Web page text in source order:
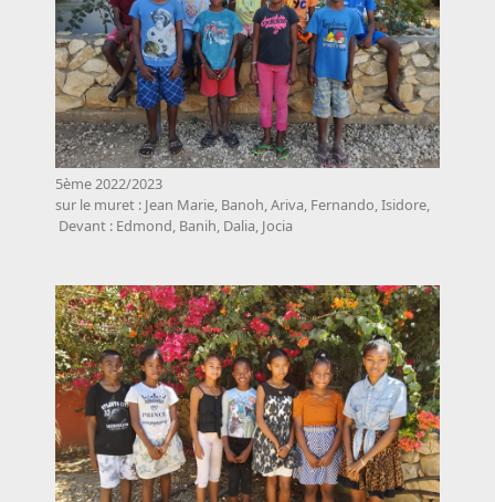
5ème 2022/2023
sur le muret : Jean Marie, Banoh, Ariva, Fernando, Isidore,
Devant : Edmond, Banih, Dalia, Jocia